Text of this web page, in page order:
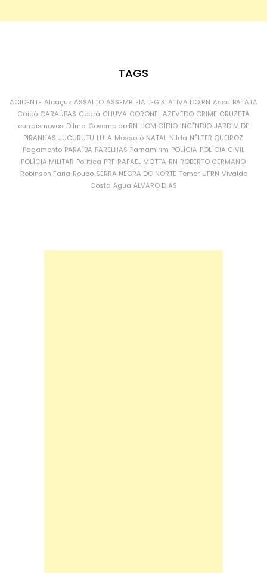
TAGS
ACIDENTE Alcaçuz ASSALTO ASSEMBLEIA LEGISLATIVA DO RN Assu BATATA
Caicó CARAÚBAS Ceará CHUVA CORONEL AZEVEDO CRIME CRUZETA
currais novos Dilma Governo do RN HOMICÍDIO INCÊNDIO JARDIM DE
PIRANHAS JUCURUTU LULA Mossoró NATAL Nilda NÉLTER QUEIROZ
Pagamento PARAÍBA PARELHAS Parnamirim POLÍCIA POLÍCIA CIVIL
POLÍCIA MILITAR Política PRF RAFAEL MOTTA RN ROBERTO GERMANO
Robinson Faria Roubo SERRA NEGRA DO NORTE Temer UFRN Vivaldo
Costa Água ÁLVARO DIAS